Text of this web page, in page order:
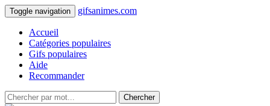
Toggle navigation gifsanimes.com
Accueil
Catégories populaires
Gifs populaires
Aide
Recommander
Chercher